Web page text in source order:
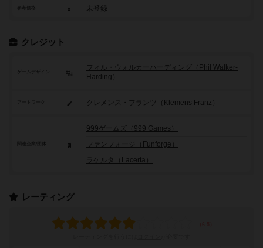
参考価格 未登録
クレジット
ゲームデザイン
フィル・ウォルカーハーディング（Phil Walker-
Harding）
アートワーク クレメンス・フランツ（Klemens Franz）
999ゲームズ（999 Games）
ファンフォージ（Funforge）
ラケルタ（Lacerta）
レーティング